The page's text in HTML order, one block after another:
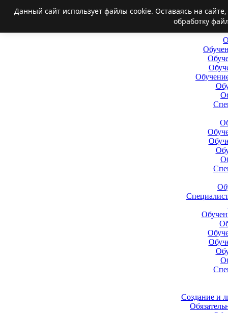
Создание и
Данный сайт использует файлы cookie. Оставаясь на
обработку